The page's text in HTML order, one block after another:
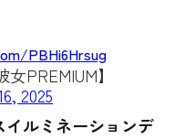
PBHi6Hrsug
PREMIUM】
2025
ルミネーションデ